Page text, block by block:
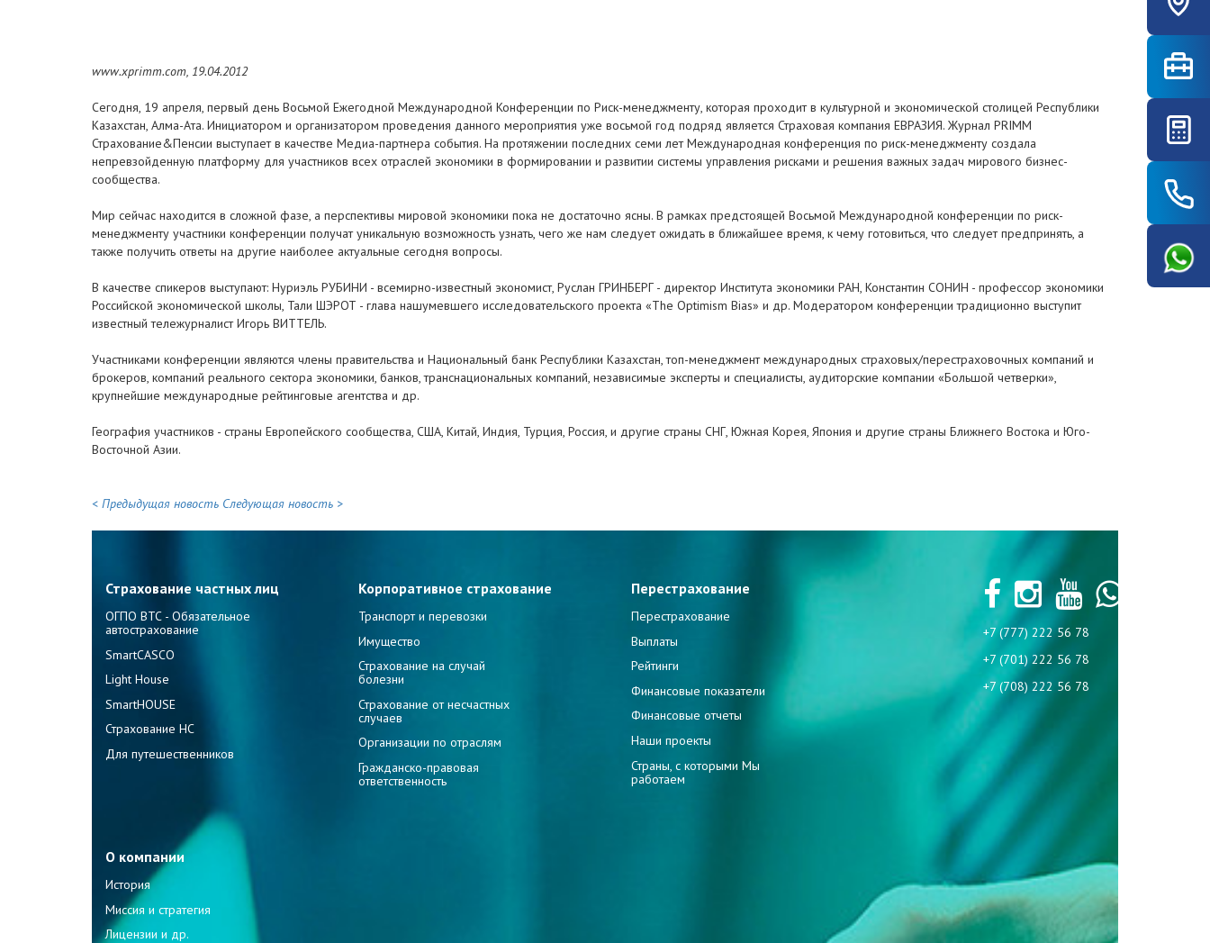
www.xprimm.com, 19.04.2012
Сегодня, 19 апреля, первый день Восьмой Ежегодной Международной Конференции по Риск-менеджменту, которая проходит в культурной и экономической столицей Республики
Казахстан, Алма-Ата. Инициатором и организатором проведения данного мероприятия уже восьмой год подряд является Страховая компания ЕВРАЗИЯ. Журнал PRIMM
Страхование&Пенсии выступает в качестве Медиа-партнера события. На протяжении последних семи лет Международная конференция по риск-менеджменту создала
непревзойденную платформу для участников всех отраслей экономики в формировании и развитии системы управления рисками и решения важных задач мирового бизнес-
сообщества.
Мир сейчас находится в сложной фазе, а перспективы мировой экономики пока не достаточно ясны. В рамках предстоящей Восьмой Международной конференции по риск-
менеджменту участники конференции получат уникальную возможность узнать, чего же нам следует ожидать в ближайшее время, к чему готовиться, что следует предпринять, а
также получить ответы на другие наиболее актуальные сегодня вопросы.
В качестве спикеров выступают: Нуриэль РУБИНИ - всемирно-известный экономист, Руслан ГРИНБЕРГ - директор Института экономики РАН, Константин СОНИН - профессор экономики
Российской экономической школы, Тали ШЭРОТ - глава нашумевшего исследовательского проекта «The Optimism Bias» и др. Модератором конференции традиционно выступит
известный тележурналист Игорь ВИТТЕЛЬ.
Участниками конференции являются члены правительства и Национальный банк Республики Казахстан, топ-менеджмент международных страховых/перестраховочных компаний и
брокеров, компаний реального сектора экономики, банков, транснациональных компаний, независимые эксперты и специалисты, аудиторские компании «Большой четверки»,
крупнейшие международные рейтинговые агентства и др.
География участников - страны Европейского сообщества, США, Китай, Индия, Турция, Россия, и другие страны СНГ, Южная Корея, Япония и другие страны Ближнего Востока и Юго-
Восточной Азии.
< Предыдущая новость Следующая новость >
Страхование частных лиц
ОГПО ВТС - Обязательное
автострахование
SmartCASCO
Light House
SmartHOUSE
Страхование НС
Для путешественников
Корпоративное страхование
Транспорт и перевозки
Имущество
Страхование на случай
болезни
Страхование от несчастных
случаев
Организации по отраслям
Гражданско-правовая
ответственность
Перестрахование
Перестрахование
Выплаты
Рейтинги
Финансовые показатели
Финансовые отчеты
Наши проекты
Страны, с которыми Мы
работаем
О компании
История
Миссия и стратегия
Лицензии и др.
+7 (777) 222 56 78
+7 (701) 222 56 78
+7 (708) 222 56 78